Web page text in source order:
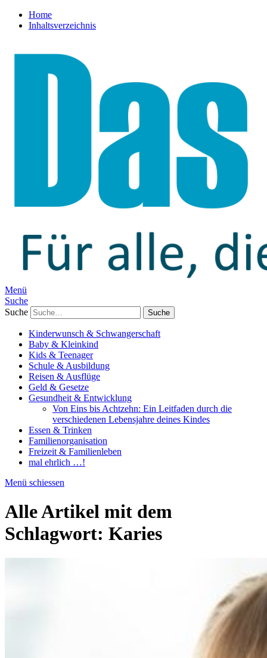
Home
Inhaltsverzeichnis
Menü
Suche
Suche
Kinderwunsch & Schwangerschaft
Baby & Kleinkind
Kids & Teenager
Schule & Ausbildung
Reisen & Ausflüge
Geld & Gesetze
Gesundheit & Entwicklung
Von Eins bis Achtzehn: Ein Leitfaden durch die
verschiedenen Lebensjahre deines Kindes
Essen & Trinken
Familienorganisation
Freizeit & Familienleben
mal ehrlich …!
Menü schiessen
Alle Artikel mit dem
Schlagwort: Karies